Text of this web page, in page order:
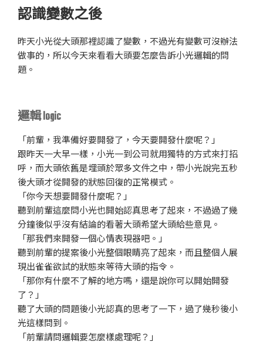
認識變數之後
昨天小光從大頭那裡認識了變數，不過光有變數可沒辦法
做事的，所以今天來看看大頭要怎麼告訴小光邏輯的問
題。
邏輯 logic
「前輩，我準備好要開發了，今天要開發什麼呢？」
跟昨天一大早一樣，小光一到公司就用獨特的方式來打招
呼，而大頭依舊是埋頭於眾多文件之中，帶小光說完五秒
後大頭才從開發的狀態回復的正常模式。
「你今天想要開發什麼呢？」
聽到前輩這麼問小光也開始認真思考了起來，不過過了幾
分鐘後似乎沒有結論的看著大頭希望大頭給些意見。
「那我們來開發一個心情表現器吧。」
聽到前輩的提案後小光整個眼睛亮了起來，而且整個人展
現出雀雀欲試的狀態來等待大頭的指令。
「那你有什麼不了解的地方嗎，還是說你可以開始開發
了？」
聽了大頭的問題後小光認真的思考了一下，過了幾秒後小
光這樣問到。
「前輩請問邏輯要怎麼樣處理呢？」